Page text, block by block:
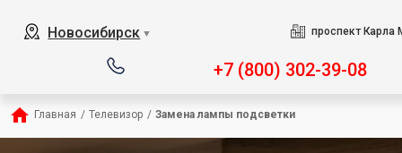
Новосибирск ▼ проспект Карла
+7 (800) 302-39-08
Главная / Телевизор / Замена лампы подсветки